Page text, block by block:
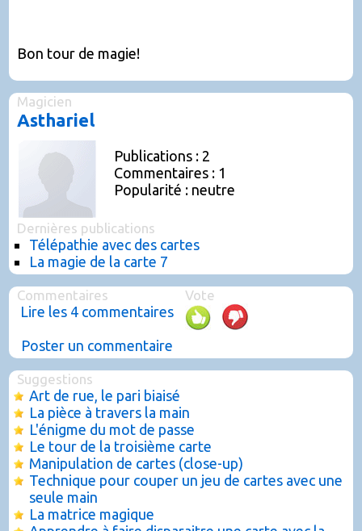
Bon tour de magie!
Magicien
Asthariel
Publications : 2
Commentaires : 1
Popularité : neutre
Dernières publications
Télépathie avec des cartes
La magie de la carte 7
Commentaires
Lire les 4 commentaires
Poster un commentaire
Vote
Suggestions
Art de rue, le pari biaisé
La pièce à travers la main
L'énigme du mot de passe
Le tour de la troisième carte
Manipulation de cartes (close-up)
Technique pour couper un jeu de cartes avec une
seule main
La matrice magique